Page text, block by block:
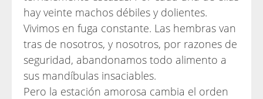
hay veinte machos débiles y dolientes.
Vivimos en fuga constante. Las hembras van
tras de nosotros, y nosotros, por razones de
seguridad, abandonamos todo alimento a
sus mandíbulas insaciables.
Pero la estación amorosa cambia el orden